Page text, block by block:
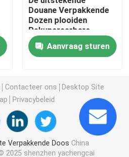
Doos
de palletlaag
Douane Verpakkende
Dozen plooiden
Rekupereerbare
Debossed
Aanvraag sturen
Contacteer ons
Desktop Site
Privacybeleid
Verpakkende Doos China
2025 shenzhen yachengcai